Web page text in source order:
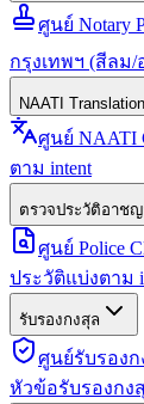
ศูนย์ Notary
กรุงเทพฯ (สีลม/
NAATI Translation
ศูนย์ NAATI
ตาม intent
ตรวจประวัติอาช
ศูนย์ Police
ประวัติแบ่งตาม
รับรองกงสุล
ศูนย์รับรอง
หัวข้อรับรองกง